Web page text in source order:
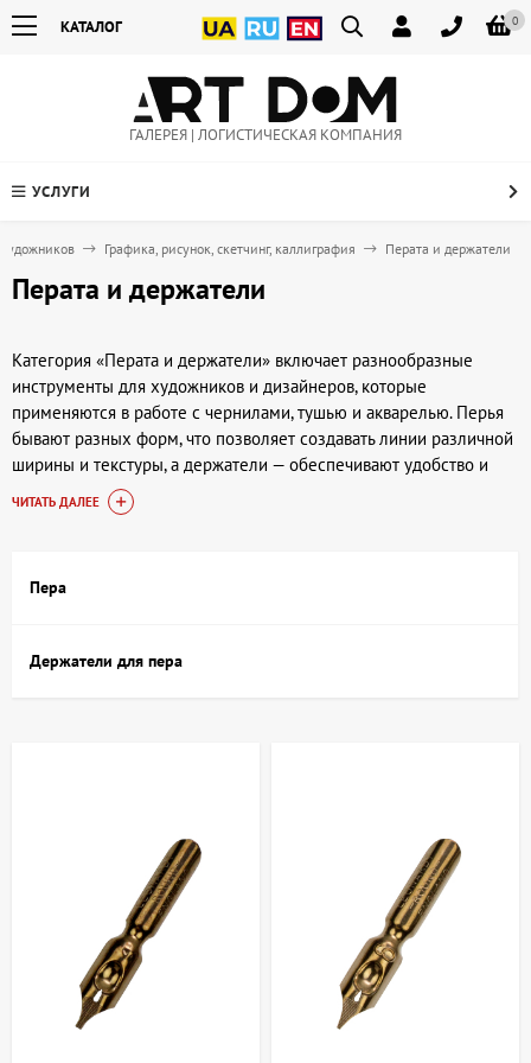
0
КАТАЛОГ
ГАЛЕРЕЯ | ЛОГИСТИЧЕСКАЯ КОМПАНИЯ
УСЛУГИ
Графика, рисунок, скетчинг, каллиграфия Перата и держатели
Перата и держатели
Категория «Перата и держатели» включает разнообразные
инструменты для художников и дизайнеров, которые
применяются в работе с чернилами, тушью и акварелью. Перья
бывают разных форм, что позволяет создавать линии различной
ширины и текстуры, а держатели — обеспечивают удобство и
устойчивость при работе. Такие принадлежности необходимы
для каллиграфии, скетчинга, рисунков и набросков, где важна
Где купить Перата и держатели в Киеве и
диаметром и длиной;
Наборы для каллиграфии и черчения;
Специальные пера для туши и акварели.
Каждый тип позволяет решать определённые творческие задачи
— от тонких линий и штрихов до широких мазков и
декоративных элементов. Держатели могут быть прямыми или с
изогнутой формой для комфортного положения руки,
ЧИТАТЬ ДАЛЕЕ
Пера
Держатели для пера